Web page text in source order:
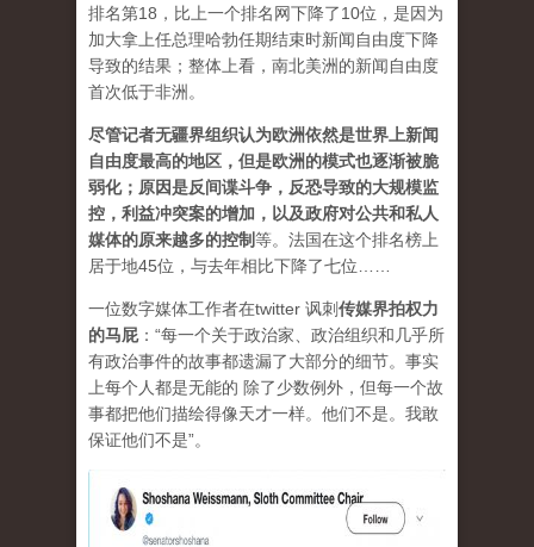
排名第18，比上一个排名网下降了10位，是因为
加大拿上任总理哈勃任期结束时新闻自由度下降
导致的结果；整体上看，南北美洲的新闻自由度
首次低于非洲。
尽管记者无疆界组织认为欧洲依然是世界上新闻
自由度最高的地区，但是欧洲的模式也逐渐被脆
弱化；原因是反间谍斗争，反恐导致的大规模监
控，利益冲突案的增加，以及政府对公共和私人
媒体的原来越多的控制等。法国在这个排名榜上
居于地45位，与去年相比下降了七位……
一位数字媒体工作者在twitter 讽刺传媒界拍权力
的马屁：“每一个关于政治家、政治组织和几乎所
有政治事件的故事都遗漏了大部分的细节。事实
上每个人都是无能的 除了少数例外，但每一个故
事都把他们描绘得像天才一样。他们不是。我敢
保证他们不是”。